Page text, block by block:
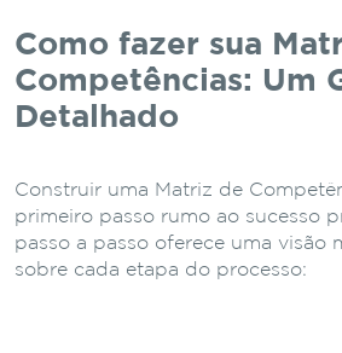
Como fazer sua
Competências: Um
Detalhado
Construir uma Matriz de
primeiro passo rumo ao sucesso
passo a passo oferece uma visão
sobre cada etapa do processo: